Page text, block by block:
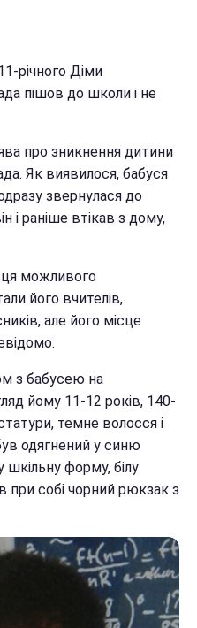
річного Діми
пішов до школи і не
про зникнення дитини
Як виявилося, бабуся
звернулася до
і раніше втікав з дому,
можливого
його вчителів,
але його місце
з бабусею на
йому 11-12 років, 140-
темне волосся і
одягнений у синю
форму, білу
при собі чорний рюкзак з